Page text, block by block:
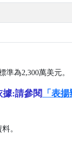
準為2,300萬美元。
據:請參閱 「表
。